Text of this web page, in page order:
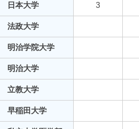
日本大学 3
法政大学
明治学院大学
明治大学
立教大学
早稲田大学